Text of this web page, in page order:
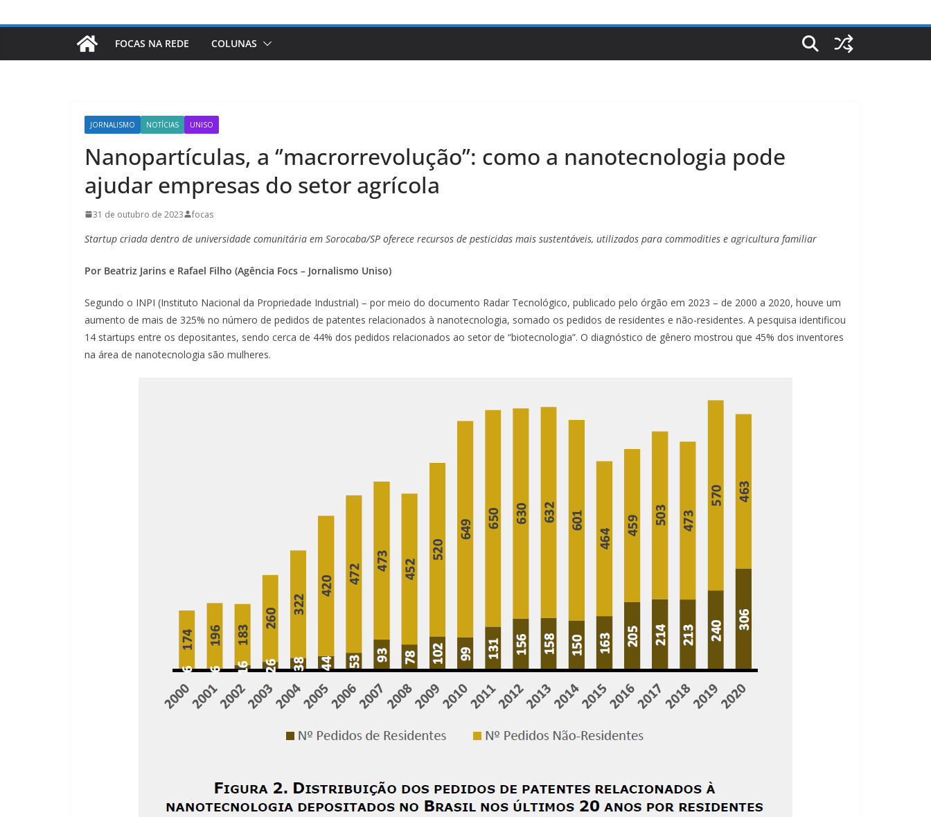
FOCAS NA REDE COLUNAS
JORNALISMO NOTÍCIAS UNISO
Nanopartículas, a ‘’macrorrevolução’’: como a nanotecnologia pode
ajudar empresas do setor agrícola
31 de outubro de 2023 focas
Startup criada dentro de universidade comunitária em Sorocaba/SP oferece recursos de pesticidas mais sustentáveis, utilizados para commodities e agricultura familiar
Por Beatriz Jarins e Rafael Filho (Agência Focs – Jornalismo Uniso)
Segundo o INPI (Instituto Nacional da Propriedade Industrial) – por meio do documento Radar Tecnológico, publicado pelo órgão em 2023 – de 2000 a 2020, houve um
aumento de mais de 325% no número de pedidos de patentes relacionados à nanotecnologia, somado os pedidos de residentes e não-residentes. A pesquisa identificou
14 startups entre os depositantes, sendo cerca de 44% dos pedidos relacionados ao setor de “biotecnologia”. O diagnóstico de gênero mostrou que 45% dos inventores
na área de nanotecnologia são mulheres.